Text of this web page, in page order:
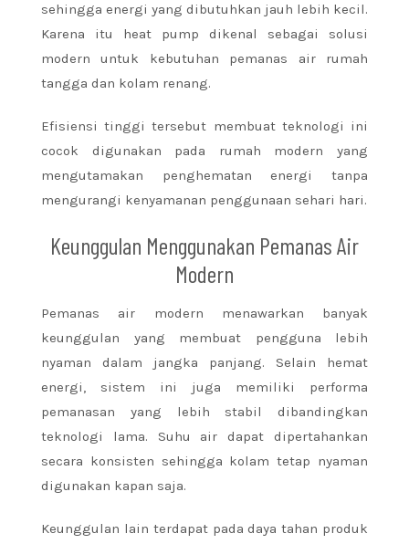
sehingga energi yang dibutuhkan jauh lebih kecil.
Karena itu heat pump dikenal sebagai solusi
modern untuk kebutuhan pemanas air rumah
tangga dan kolam renang.
Efisiensi tinggi tersebut membuat teknologi ini
cocok digunakan pada rumah modern yang
mengutamakan penghematan energi tanpa
mengurangi kenyamanan penggunaan sehari hari.
Keunggulan Menggunakan Pemanas Air
Modern
Pemanas air modern menawarkan banyak
keunggulan yang membuat pengguna lebih
nyaman dalam jangka panjang. Selain hemat
energi, sistem ini juga memiliki performa
pemanasan yang lebih stabil dibandingkan
teknologi lama. Suhu air dapat dipertahankan
secara konsisten sehingga kolam tetap nyaman
digunakan kapan saja.
Keunggulan lain terdapat pada daya tahan produk